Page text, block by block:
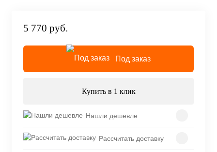
5 770 руб.
Под заказ
Купить в 1 клик
Нашли дешевле
Рассчитать доставку